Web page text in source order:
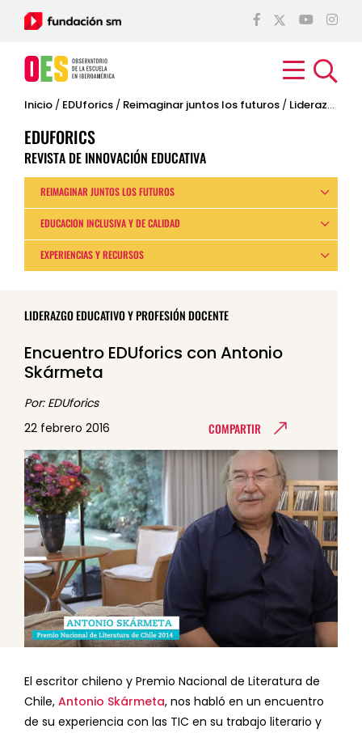
Inicio / EDUforics / Reimaginar juntos los futuros / Liderazgo educativo y profesión docente
EDUFORICS
REVISTA DE INNOVACIÓN EDUCATIVA
REIMAGINAR JUNTOS LOS FUTUROS
EDUCACIÓN INCLUSIVA Y DE CALIDAD
EXPERIENCIAS Y RECURSOS
LIDERAZGO EDUCATIVO Y PROFESIÓN DOCENTE
Encuentro EDUforics con Antonio
Skármeta
Por: EDUforics
22 febrero 2016
COMPARTIR
El escritor chileno y Premio Nacional de Literatura de
Chile, Antonio Skármeta, nos habló en un encuentro
de su experiencia con las TIC en su trabajo literario y